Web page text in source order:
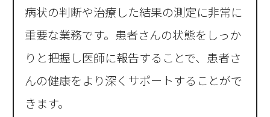
病状の判断や治療した結果の測定に非常に
重要な業務です。患者さんの状態をしっか
りと把握し医師に報告することで、患者さ
んの健康をより深くサポートすることがで
きます。